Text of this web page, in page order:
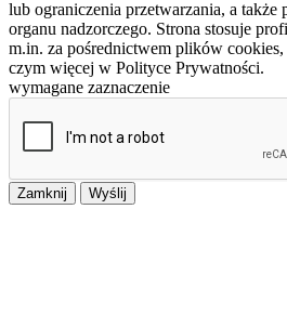
lub ograniczenia przetwarzania, a także
organu nadzorczego. Strona stosuje
m.in. za pośrednictwem plików
czym więcej w Polityce Prywatności.
wymagane zaznaczenie
Zamknij Wyślij